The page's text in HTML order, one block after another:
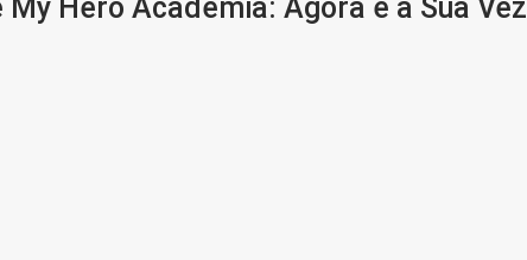
My Hero Academia: Agora é a Sua Vez